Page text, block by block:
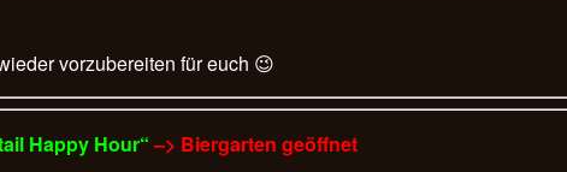
vorzubereiten für euch 😉
Happy Hour“–> Biergarten geöffnet